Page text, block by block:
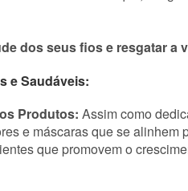
dos seus fios e resgatar a
e Saudáveis:
Produtos: Assim como
e máscaras que se
que promovem o